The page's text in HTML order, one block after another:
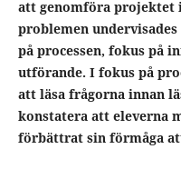
att genomföra projektet
problemen
på processen, fokus på
utförande. I fokus på
att läsa frågorna innan
konstatera att eleverna
förbättrat sin förmåga